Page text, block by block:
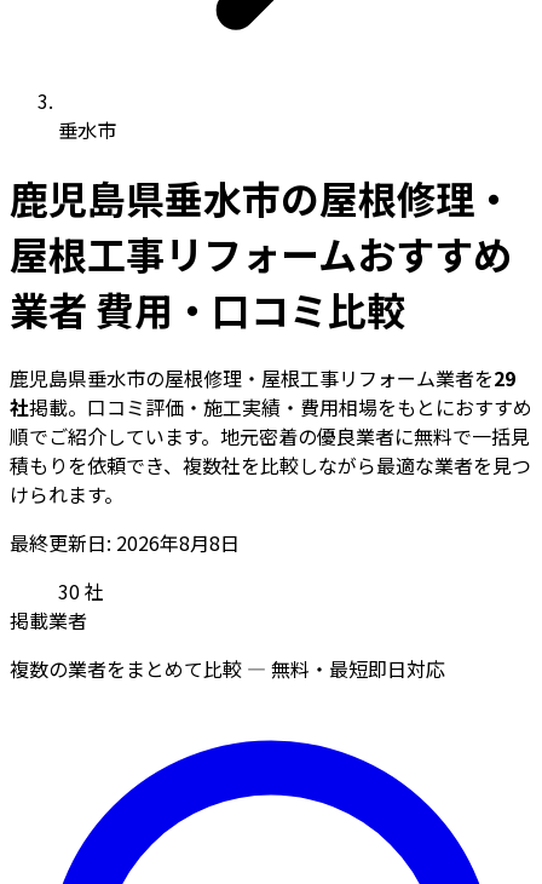
垂水市
鹿児島県垂水市の屋根修理・
屋根工事リフォームおすすめ
業者 費用・口コミ比較
鹿児島県垂水市の屋根修理・屋根工事リフォーム業者を29
社掲載。口コミ評価・施工実績・費用相場をもとにおすすめ
順でご紹介しています。地元密着の優良業者に無料で一括見
積もりを依頼でき、複数社を比較しながら最適な業者を見つ
けられます。
最終更新日: 2026年8月8日
30社
掲載業者
複数の業者をまとめて比較 — 無料・最短即日対応